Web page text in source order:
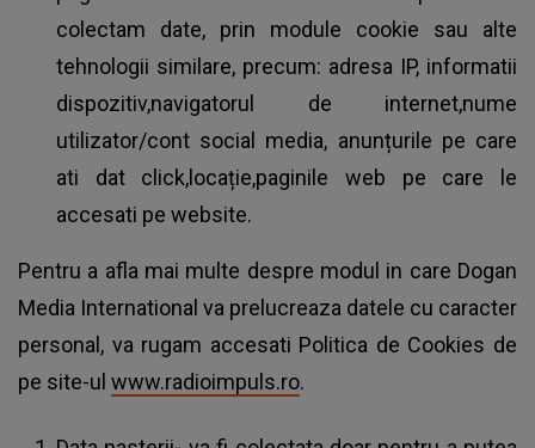
colectam date, prin module cookie sau alte
tehnologii similare, precum: adresa IP, informatii
dispozitiv,navigatorul de internet,nume
utilizator/cont social media, anunțurile pe care
ati dat click,locație,paginile web pe care le
accesati pe website.
Pentru a afla mai multe despre modul in care Dogan
Media International va prelucreaza datele cu caracter
personal, va rugam accesati Politica de Cookies de
pe site-ul www.radioimpuls.ro.